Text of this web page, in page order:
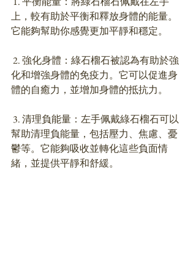
上，較有助於平衡和釋放身體的能量。
它能夠幫助你感覺更加平靜和穩定。
化和增強身體的免疫力。它可以促進身
體的自癒力，並增加身體的抵抗力。
幫助清理負能量，包括壓力、焦慮、憂
鬱等。它能夠吸收並轉化這些負面情
緒，並提供平靜和舒緩。